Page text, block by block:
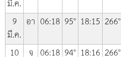
มี.ค.
9
มี.ค.
อา 06:18 95° 18:15 266°
10 จ 06:18 94° 18:16 266°